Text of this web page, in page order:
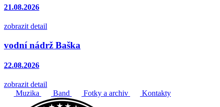
21.08.2026
zobrazit detail
vodní nádrž Baška
22.08.2026
zobrazit detail
Muzika
Band Fotky a archiv Kontakty